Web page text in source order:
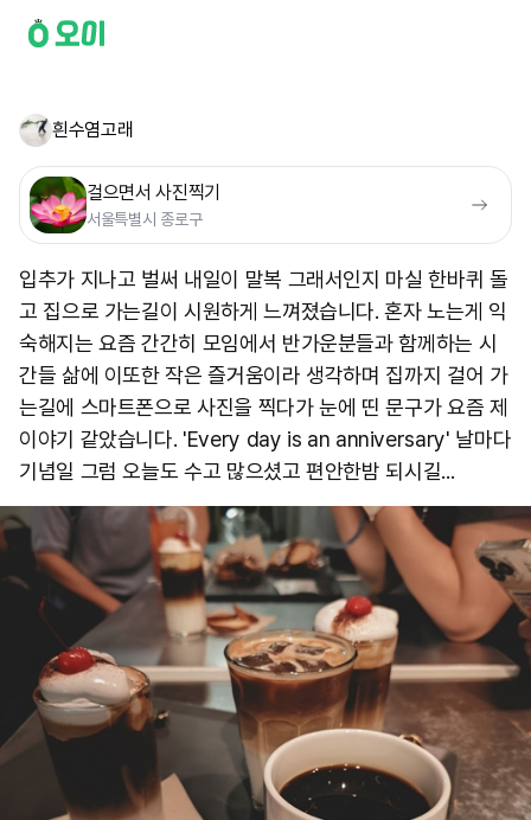
흰수염고래
걸으면서 사진찍기
서울특별시 종로구
입추가 지나고 벌써 내일이 말복 그래서인지 마실 한바퀴 돌
고 집으로 가는길이 시원하게 느껴졌습니다. 혼자 노는게 익
숙해지는 요즘 간간히 모임에서 반가운분들과 함께하는 시
간들 삶에 이또한 작은 즐거움이라 생각하며 집까지 걸어 가
는길에 스마트폰으로 사진을 찍다가 눈에 띤 문구가 요즘 제
이야기 같았습니다. 'Every day is an anniversary' 날마다
기념일 그럼 오늘도 수고 많으셨고 편안한밤 되시길...